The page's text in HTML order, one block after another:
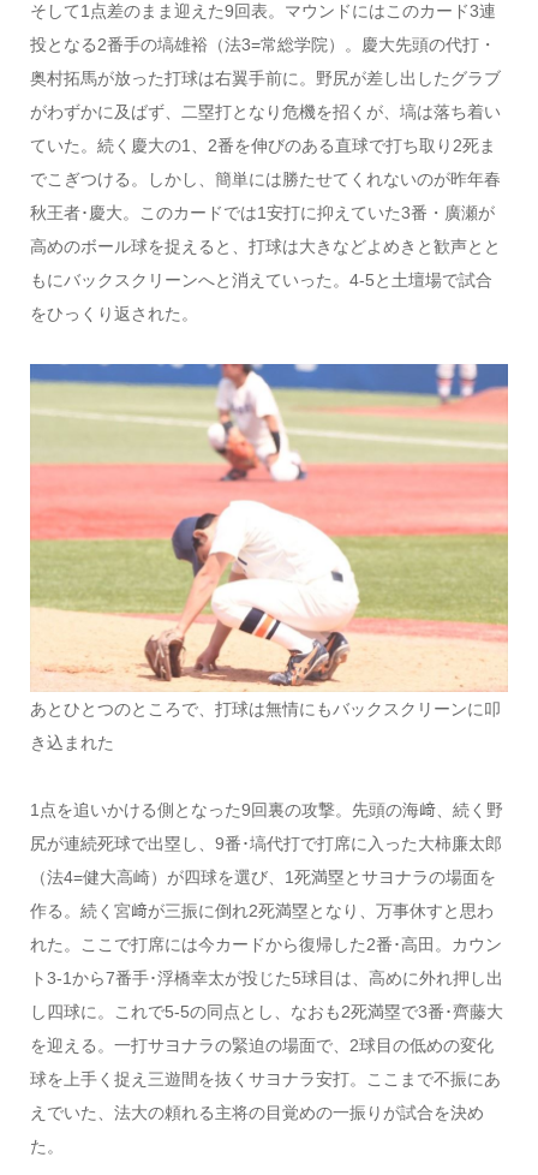
そして1点差のまま迎えた9回表。マウンドにはこのカード3連
投となる2番手の塙雄裕（法3=常総学院）。慶大先頭の代打・
奥村拓馬が放った打球は右翼手前に。野尻が差し出したグラブ
がわずかに及ばず、二塁打となり危機を招くが、塙は落ち着い
ていた。続く慶大の1、2番を伸びのある直球で打ち取り2死ま
でこぎつける。しかし、簡単には勝たせてくれないのが昨年春
秋王者･慶大。このカードでは1安打に抑えていた3番・廣瀬が
高めのボール球を捉えると、打球は大きなどよめきと歓声とと
もにバックスクリーンへと消えていった。4-5と土壇場で試合
をひっくり返された。
あとひとつのところで、打球は無情にもバックスクリーンに叩
き込まれた
1点を追いかける側となった9回裏の攻撃。先頭の海﨑、続く野
尻が連続死球で出塁し、9番･塙代打で打席に入った大柿廉太郎
（法4=健大高崎）が四球を選び、1死満塁とサヨナラの場面を
作る。続く宮﨑が三振に倒れ2死満塁となり、万事休すと思わ
れた。ここで打席には今カードから復帰した2番･高田。カウン
ト3-1から7番手･浮橋幸太が投じた5球目は、高めに外れ押し出
し四球に。これで5-5の同点とし、なおも2死満塁で3番･齊藤大
を迎える。一打サヨナラの緊迫の場面で、2球目の低めの変化
球を上手く捉え三遊間を抜くサヨナラ安打。ここまで不振にあ
えでいた、法大の頼れる主将の目覚めの一振りが試合を決め
た。